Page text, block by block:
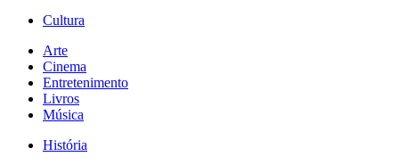
Cultura
Arte
Cinema
Entretenimento
Livros
Música
História